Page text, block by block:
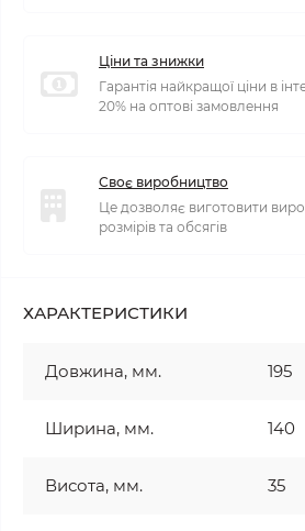
Ціни та знижки
Гарантія найкращої ціни в
20% на оптові замовлення
Своє виробництво
Це дозволяє виготовити
розмірів та обсягів
ХАРАКТЕРИСТИКИ
Довжина, мм. 195
Ширина, мм. 140
Висота, мм. 35